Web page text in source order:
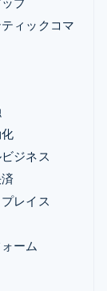
ィックコマ
ジネス
レイス
ーム